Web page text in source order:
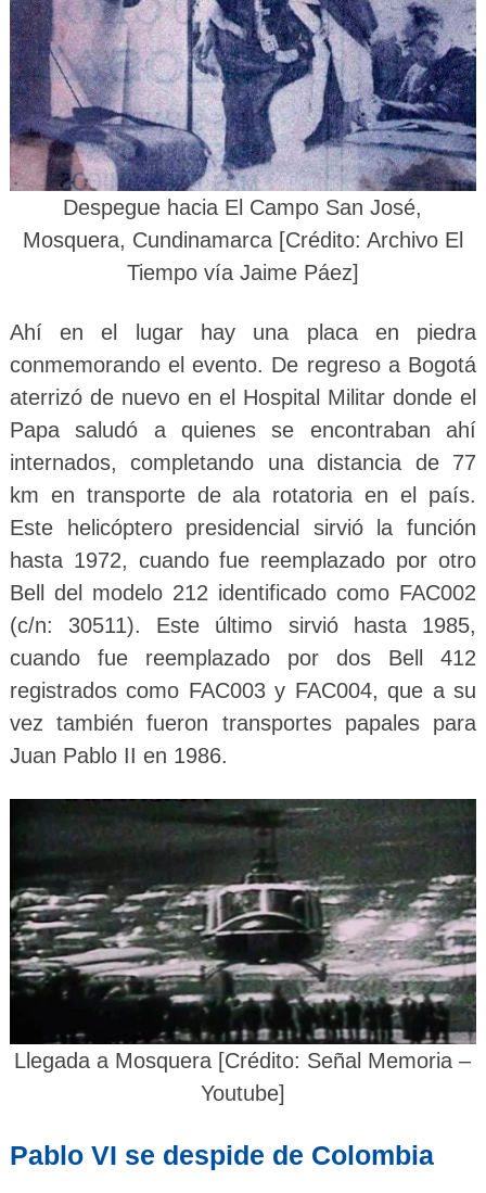
Despegue hacia El Campo San José,
Mosquera, Cundinamarca [Crédito: Archivo El
Tiempo vía Jaime Páez]
Ahí en el lugar hay una placa en piedra
conmemorando el evento. De regreso a Bogotá
aterrizó de nuevo en el Hospital Militar donde el
Papa saludó a quienes se encontraban ahí
internados, completando una distancia de 77
km en transporte de ala rotatoria en el país.
Este helicóptero presidencial sirvió la función
hasta 1972, cuando fue reemplazado por otro
Bell del modelo 212 identificado como FAC002
(c/n: 30511). Este último sirvió hasta 1985,
cuando fue reemplazado por dos Bell 412
registrados como FAC003 y FAC004, que a su
vez también fueron transportes papales para
Juan Pablo II en 1986.
Llegada a Mosquera [Crédito: Señal Memoria –
Youtube]
Pablo VI se despide de Colombia